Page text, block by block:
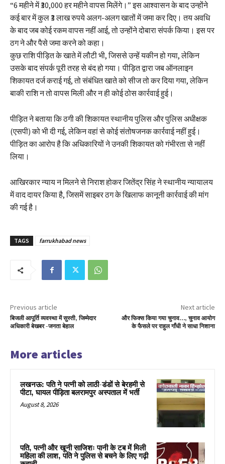
“6 महीने में ₹30,000 हर महीने वापस मिलेंगे।” इस आश्वासन के बाद उन्होंने
कई बार में कुल ₹3 लाख रुपये अलग-अलग खातों में जमा कर दिए। तय अवधि
के बाद जब कोई रकम वापस नहीं आई, तो उन्होंने दोबारा संपर्क किया। इस पर
ठग ने और पैसे जमा करने को कहा।
कुछ राशि पीड़ित के खाते में लौटी भी, जिससे उन्हें यकीन हो गया, लेकिन
उसके बाद संपर्क पूरी तरह से बंद हो गया। पीड़ित द्वारा जब ऑनलाइन
शिकायत दर्ज कराई गई, तो संबंधित खाते को सीज तो कर दिया गया, लेकिन
बाकी राशि न तो वापस मिली और न ही कोई ठोस कार्रवाई हुई।
पीड़ित ने बताया कि ठगी की शिकायत स्थानीय पुलिस और पुलिस अधीक्षक
(एसपी) को भी दी गई, लेकिन वहां से कोई संतोषजनक कार्रवाई नहीं हुई।
पीड़ित का आरोप है कि अधिकारियों ने उनकी शिकायत को गंभीरता से नहीं
लिया।
आखिरकार न्याय न मिलने से निराश होकर जितेंद्र सिंह ने स्थानीय न्यायालय
में वाद दायर किया है, जिसमें साइबर ठग के खिलाफ कानूनी कार्रवाई की मांग
की गई है।
TAGS farrukhabad news
Previous article
बिजली आपूर्ति व्यवस्था में सुस्ती, जिम्मेदार
अधिकारी बेखबर -जनता बेहाल
Next article
और फिक्स किया गया चुनाव…, चुनाव आयोग
के फैसले पर राहुल गाँधी ने साधा निशाना
More articles
लखनऊ: पति ने पत्नी को लाठी-डंडों से बेरहमी से
पीटा, घायल पीड़िता बलरामपुर अस्पताल में भर्ती
August 8, 2026
पति, पत्नी और खूनी साजिशः पानी के टब में मिली
महिला की लाश, पति ने पुलिस से बचने के लिए गढ़ी